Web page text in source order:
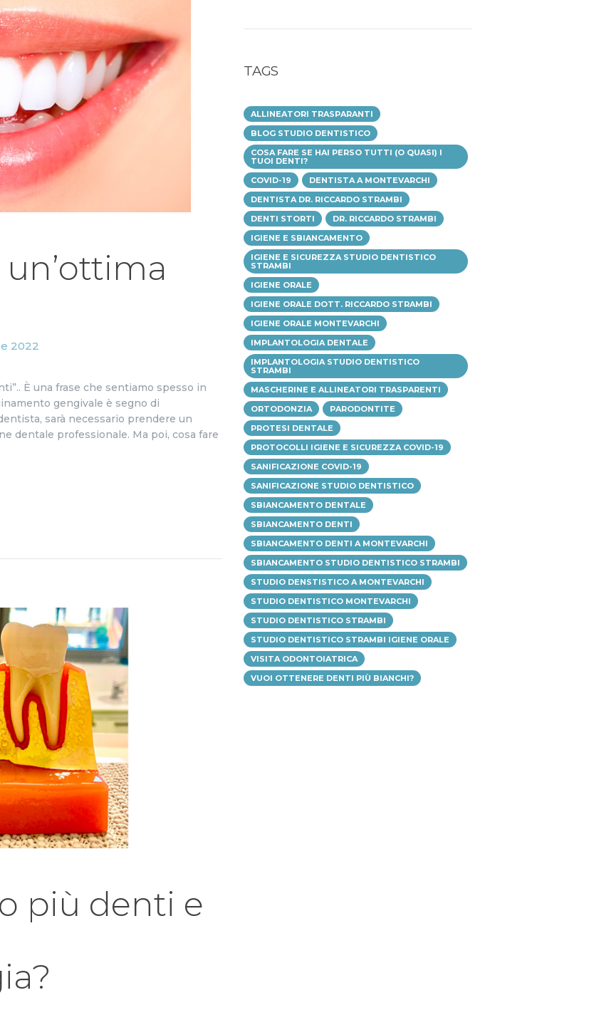
2022
È una frase che sentiamo spesso in
gengivale è segno di
sarà necessario prendere un
dentale professionale. Ma poi, cosa fare
più denti e
TAGS
ALLINEATORI TRASPARANTI
BLOG STUDIO DENTISTICO
COSA FARE SE HAI PERSO TUTTI (O QUASI) I
TUOI DENTI?
COVID-19
DENTISTA A MONTEVARCHI
DENTISTA DR. RICCARDO STRAMBI
DENTI STORTI
DR. RICCARDO STRAMBI
IGIENE E SBIANCAMENTO
IGIENE E SICUREZZA STUDIO DENTISTICO
STRAMBI
IGIENE ORALE
IGIENE ORALE DOTT. RICCARDO STRAMBI
IGIENE ORALE MONTEVARCHI
IMPLANTOLOGIA DENTALE
IMPLANTOLOGIA STUDIO DENTISTICO
STRAMBI
MASCHERINE E ALLINEATORI TRASPARENTI
ORTODONZIA
PARODONTITE
PROTESI DENTALE
PROTOCOLLI IGIENE E SICUREZZA COVID-19
SANIFICAZIONE COVID-19
SANIFICAZIONE STUDIO DENTISTICO
SBIANCAMENTO DENTALE
SBIANCAMENTO DENTI
SBIANCAMENTO DENTI A MONTEVARCHI
SBIANCAMENTO STUDIO DENTISTICO STRAMBI
STUDIO DENSTISTICO A MONTEVARCHI
STUDIO DENTISTICO MONTEVARCHI
STUDIO DENTISTICO STRAMBI
STUDIO DENTISTICO STRAMBI IGIENE ORALE
VISITA ODONTOIATRICA
VUOI OTTENERE DENTI PIÙ BIANCHI?